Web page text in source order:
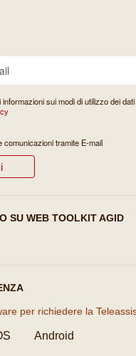
sui modi di utilizzo dei
comunicazioni tramite E-mail
SU WEB TOOLKIT AGID
per richiedere la
Android